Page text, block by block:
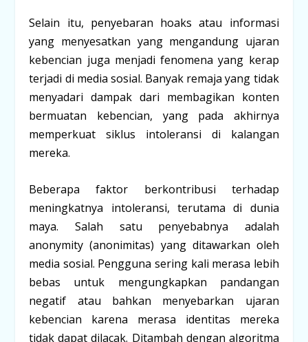
Selain itu, penyebaran hoaks atau informasi
yang menyesatkan yang mengandung ujaran
kebencian juga menjadi fenomena yang kerap
terjadi di media sosial. Banyak remaja yang tidak
menyadari dampak dari membagikan konten
bermuatan kebencian, yang pada akhirnya
memperkuat siklus intoleransi di kalangan
mereka.
Beberapa faktor berkontribusi terhadap
meningkatnya intoleransi, terutama di dunia
maya. Salah satu penyebabnya adalah
anonymity (anonimitas) yang ditawarkan oleh
media sosial. Pengguna sering kali merasa lebih
bebas untuk mengungkapkan pandangan
negatif atau bahkan menyebarkan ujaran
kebencian karena merasa identitas mereka
tidak dapat dilacak. Ditambah dengan algoritma